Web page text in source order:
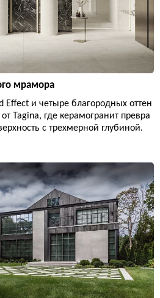
мрамора
Effect и четыре благородных оттен
Tagina, где керамогранит превра
с трехмерной глубиной.